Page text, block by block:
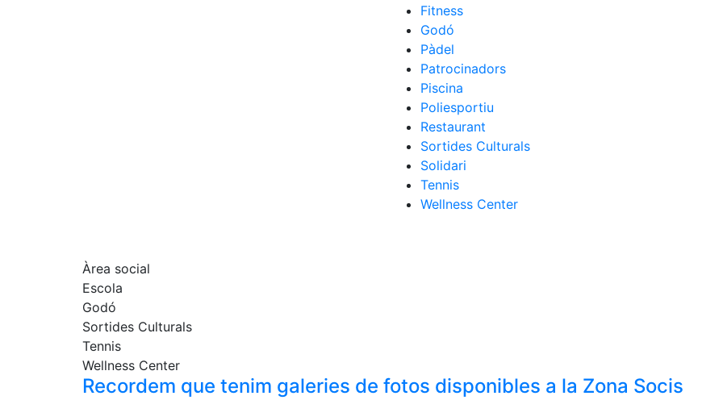
Fitness
Godó
Pàdel
Patrocinadors
Piscina
Poliesportiu
Restaurant
Sortides Culturals
Solidari
Tennis
Wellness Center
Àrea social
Escola
Godó
Sortides Culturals
Tennis
Wellness Center
Recordem que tenim galeries de fotos disponibles a la Zona Socis